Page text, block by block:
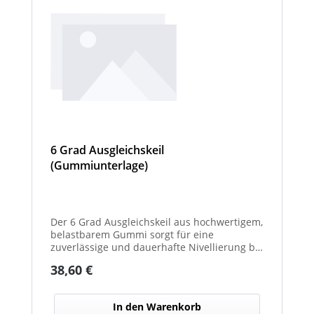
6 Grad Ausgleichskeil
(Gummiunterlage)
Der 6 Grad Ausgleichskeil aus hochwertigem,
belastbarem Gummi sorgt für eine
zuverlässige und dauerhafte Nivellierung bei
seinem festen Neigungswinkel von 6° gleicht
ideal für Maschinen, Möbel, Konstruktionen
oder technische Installationen. Das robuste
Regulärer Preis:
38,60 €
In den Warenkorb